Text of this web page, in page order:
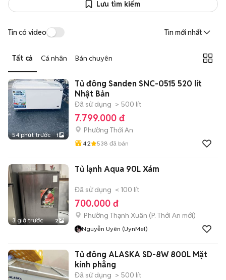
Lưu tìm kiếm
Tin có video Tin mới nhất
Tất cả Cá nhân Bán chuyên
54 phút trước 1
Tủ đông Sanden SNC-0515 520 lít
Nhật Bản
Đã sử dụng > 500 lít
7.799.000 đ
Phường Thới An
4.2 538 đã bán
3 giờ trước 2
Tủ lạnh Aqua 90L Xám
Đã sử dụng < 100 lít
700.000 đ
Phường Thạnh Xuân (P. Thới An mới)
Nguyễn Uyên (UynMel)
Tủ đông ALASKA SD-8W 800L Mặt
kính phẳng
Đã sử dụng > 500 lít